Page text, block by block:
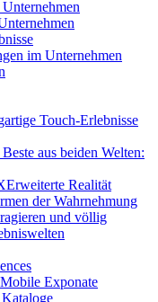
im Unternehmen
Touch-Erlebnisse
aus beiden Welten:
Erweiterte Realität
der Wahrnehmung
und völlig
Exponate